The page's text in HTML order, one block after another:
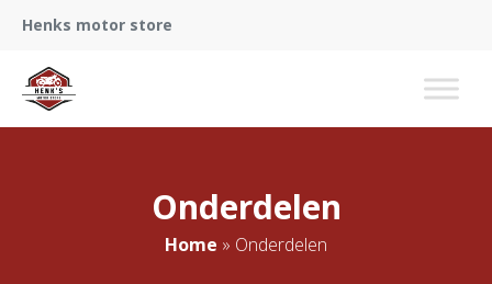
Henks motor store
Onderdelen
Home » Onderdelen